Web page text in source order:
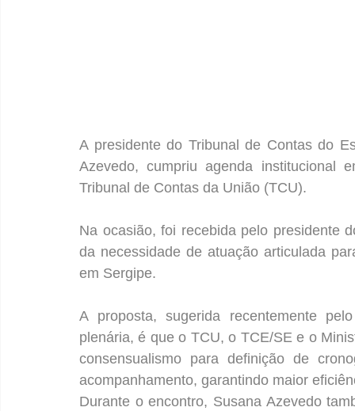
A presidente do Tribunal de Contas do
Azevedo, cumpriu agenda institucional
Tribunal de Contas da União (TCU).
Na ocasião, foi recebida pelo presidente
da necessidade de atuação articulada
em Sergipe.
A proposta, sugerida recentemente
plenária, é que o TCU, o TCE/SE e o
consensualismo para definição de
acompanhamento, garantindo maior
Durante o encontro, Susana Azevedo